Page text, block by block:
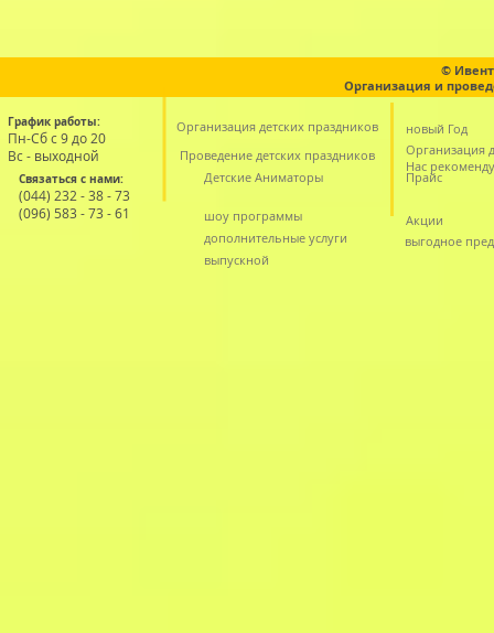
©
Организация и
График работы:
Пн-Сб с 9 до 20
Вс - выходной
Организация детских праздников
новый Год
Проведение детских праздников
выгодное
Связаться с нами:
(044) 232 - 38 - 73
(096) 583 - 73 - 61
Детские Аниматоры
шоу программы
дополнительные услуги
Организация
Нас
Прайс
Акции
выпускной